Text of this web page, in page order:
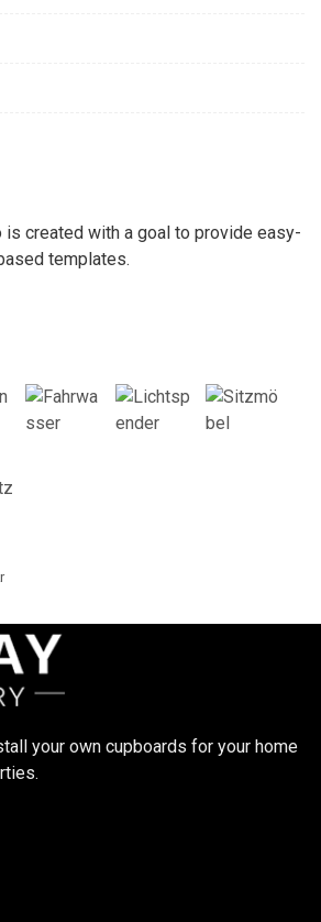
created with a goal to provide easy-
templates.
your own cupboards for your home